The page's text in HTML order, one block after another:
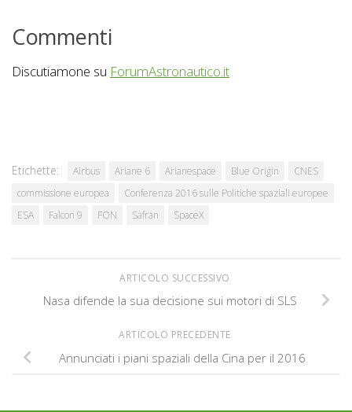
Commenti
Discutiamone su ForumAstronautico.it
Etichette: Airbus Ariane 6 Arianespace Blue Origin
CNES
commissione europea
Conferenza 2016 sulle Politiche spaziali europee
ESA
Falcon 9 FON Safran SpaceX
ARTICOLO SUCCESSIVO
Nasa difende la sua decisione sui motori di SLS
ARTICOLO PRECEDENTE
Annunciati i piani spaziali della Cina per il 2016